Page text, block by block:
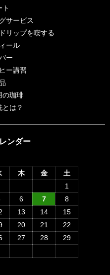
ト
サービス
リップを喫する
ール
ー
ー講習
の珈琲
とは？
ンダー
木 金
土
1
6 7
8
13 14
15
20 21
22
27 28
29